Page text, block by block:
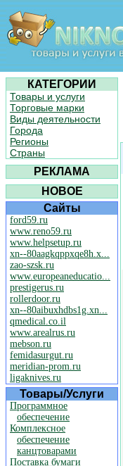
КАТЕГОРИИ
Товары и услуги
Торговые марки
Виды деятельности
Города
Регионы
Страны
РЕКЛАМА
НОВОЕ
Сайты
ford59.ru
www.reno59.ru
www.helpsetup.ru
xn--80aagkqppxqe8h.x...
zao-szsk.ru
www.europeaneducatio...
prestigerus.ru
rollerdoor.ru
xn--80aibuxhdbs1g.xn...
qmedical.co.il
www.arealrus.ru
mebson.ru
femidasurgut.ru
meridian-prom.ru
ligaknives.ru
Товары/Услуги
Программное
обеспечение
Комплексное
обеспечение
канцтоварами
Поставка бумаги